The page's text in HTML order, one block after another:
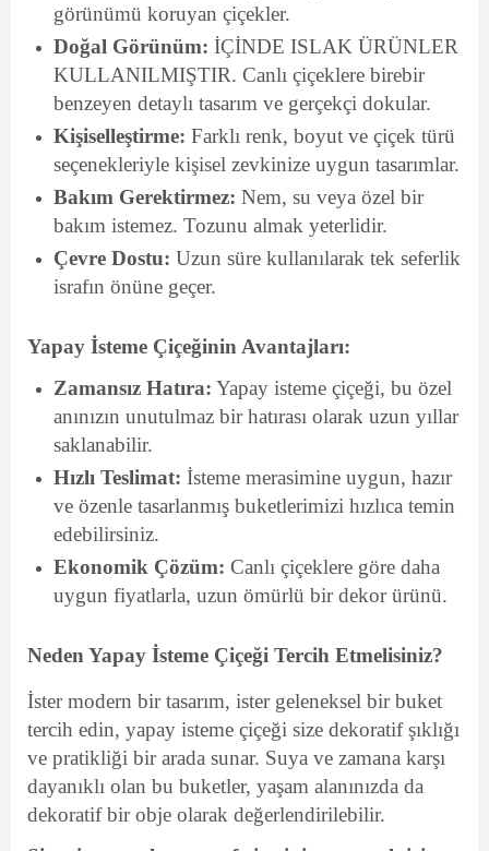
görünümü koruyan çiçekler.
Doğal Görünüm: İÇİNDE ISLAK ÜRÜNLER
KULLANILMIŞTIR. Canlı çiçeklere birebir
benzeyen detaylı tasarım ve gerçekçi dokular.
Kişiselleştirme: Farklı renk, boyut ve çiçek türü
seçenekleriyle kişisel zevkinize uygun tasarımlar.
Bakım Gerektirmez: Nem, su veya özel bir
bakım istemez. Tozunu almak yeterlidir.
Çevre Dostu: Uzun süre kullanılarak tek seferlik
israfın önüne geçer.
Yapay İsteme Çiçeğinin Avantajları:
Zamansız Hatıra: Yapay isteme çiçeği, bu özel
anınızın unutulmaz bir hatırası olarak uzun yıllar
saklanabilir.
Hızlı Teslimat: İsteme merasimine uygun, hazır
ve özenle tasarlanmış buketlerimizi hızlıca temin
edebilirsiniz.
Ekonomik Çözüm: Canlı çiçeklere göre daha
uygun fiyatlarla, uzun ömürlü bir dekor ürünü.
Neden Yapay İsteme Çiçeği Tercih Etmelisiniz?
İster modern bir tasarım, ister geleneksel bir buket
tercih edin, yapay isteme çiçeği size dekoratif şıklığı
ve pratikliği bir arada sunar. Suya ve zamana karşı
dayanıklı olan bu buketler, yaşam alanınızda da
dekoratif bir obje olarak değerlendirilebilir.